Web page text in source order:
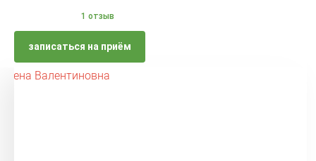
1 отзыв
записаться на приём